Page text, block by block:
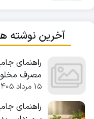
آخرین نوشته
راهنمای
مصرف
برای سلامتی
۱۵ مرداد ۱۴۰۵
راهنمای